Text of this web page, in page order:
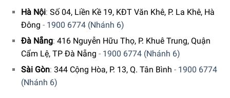
dung tích 2 lít
đó tối đa 200 gram/suất), phù hợp với
gia đình từ 4 – 6
, mang lại những bữa ăn ngon miệng và đầy đủ dinh
dưỡng.
Hà Nội: Số 04, Liền Kề 19, KĐT Văn Khê, P. La Khê, Hà
Đông - 1900 6774 (Nhánh 6)
Đà Nẵng: 416 Nguyễn Hữu Thọ, P. Khuê Trung, Quận
Cẩm Lệ, TP Đà Nẵng - 1900 6774 (Nhánh 6)
Sài Gòn: 344 Cộng Hòa, P. 13, Q. Tân Bình - 1900 6774
(Nhánh 6)